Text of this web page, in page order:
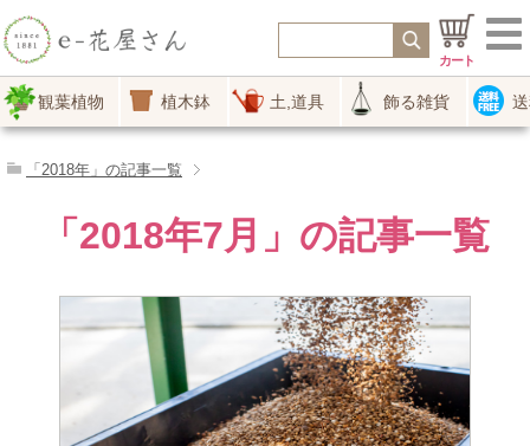
カート
観葉植物 植木鉢 土,道具 飾る雑貨
「2018年」の記事一覧
「2018年7月」の記事一覧